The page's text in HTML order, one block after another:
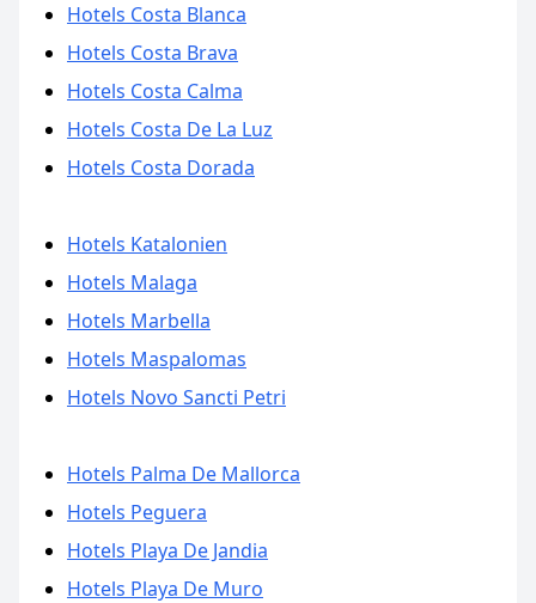
Hotels Costa Blanca
Hotels Costa Brava
Hotels Costa Calma
Hotels Costa De La Luz
Hotels Costa Dorada
Hotels Katalonien
Hotels Malaga
Hotels Marbella
Hotels Maspalomas
Hotels Novo Sancti Petri
Hotels Palma De Mallorca
Hotels Peguera
Hotels Playa De Jandia
Hotels Playa De Muro